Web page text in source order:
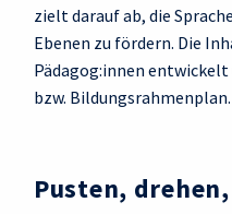
zielt darauf ab, die
Ebenen zu fördern. Die
Pädagog:innen
bzw. Bildungsrahmenplan.
Pusten,